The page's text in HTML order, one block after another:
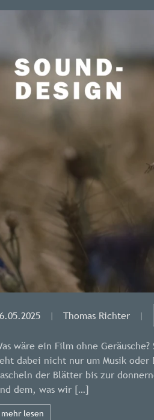
| Thomas Richter |
wäre ein Film ohne
dabei nicht nur um Musik
der Blätter bis zur
dem, was wir […]
mehr lesen